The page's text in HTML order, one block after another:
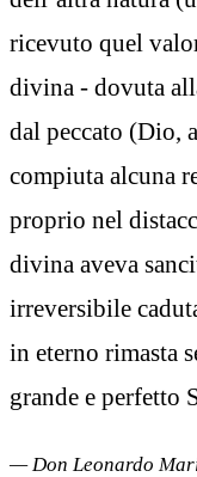
ricevuto quel
divina - dovuta
dal peccato (Dio,
compiuta alcuna
proprio nel
divina aveva
irreversibile
in eterno rimasta
grande e perfetto
— Don Leonardo